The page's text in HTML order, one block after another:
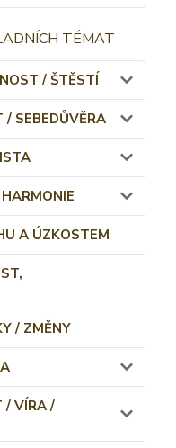
TÉMAT
/ ŠTĚSTÍ
/ SEBEDŮVĚRA
A ÚZKOSTEM
/ ZMĚNY
/ VÍRA /